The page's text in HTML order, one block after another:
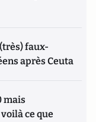
faux-
après Ceuta
mais
ce que